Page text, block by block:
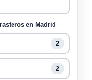
en Madrid
2
2